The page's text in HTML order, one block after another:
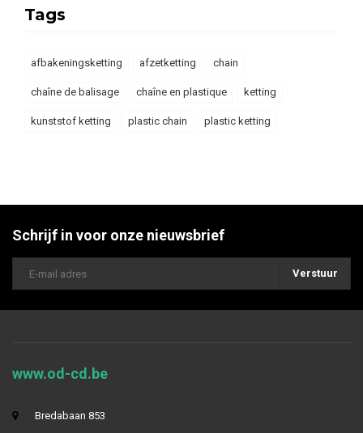
Tags
afbakeningsketting afzetketting chain
chaîne de balisage chaîne en plastique ketting
kunststof ketting plastic chain plastic ketting
Schrijf in voor onze nieuwsbrief
Verstuur
www.od-cd.be
Bredabaan 853